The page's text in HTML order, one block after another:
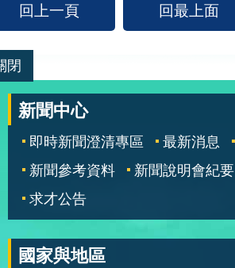
回上一頁 回最上面
閉
新聞中心
即時新聞澄清專區 最新消息
新聞參考資料
新聞說明會紀要
求才公告
國家與地區